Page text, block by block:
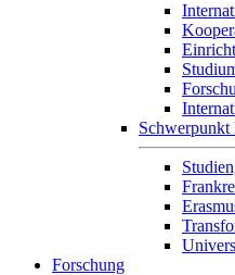
Schwerpunkt
Forschung